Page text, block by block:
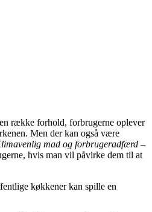
række forhold, forbrugerne oplever
Men der kan også være
mad og forbrugeradfærd –
hvis man vil påvirke dem til at
køkkener kan spille en